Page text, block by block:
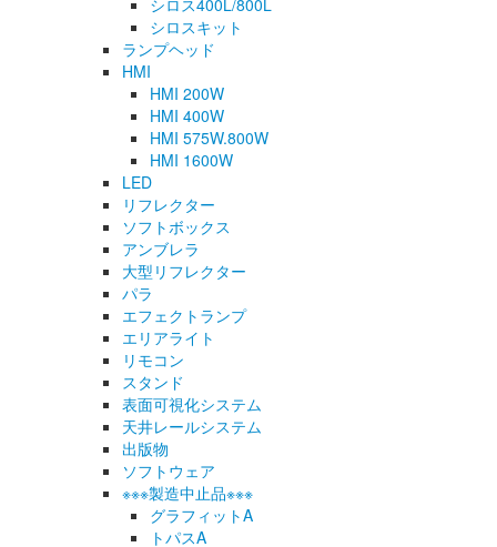
シロス400L/800L
シロスキット
ランプヘッド
HMI
HMI 200W
HMI 400W
HMI 575W.800W
HMI 1600W
LED
リフレクター
ソフトボックス
アンブレラ
大型リフレクター
パラ
エフェクトランプ
エリアライト
リモコン
スタンド
表面可視化システム
天井レールシステム
出版物
ソフトウェア
※※※製造中止品※※※
グラフィットA
トパスA